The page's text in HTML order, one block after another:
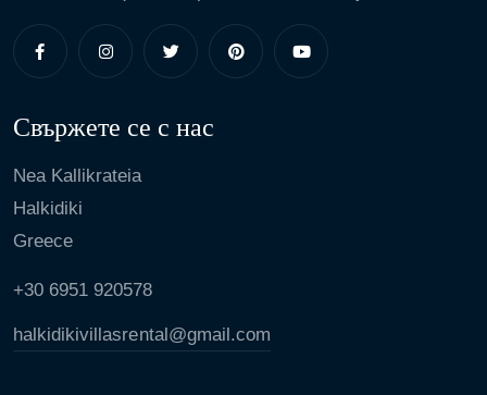
Свържете се с нас
Nea Kallikrateia
Halkidiki
Greece
+30 6951 920578
halkidikivillasrental@gmail.com